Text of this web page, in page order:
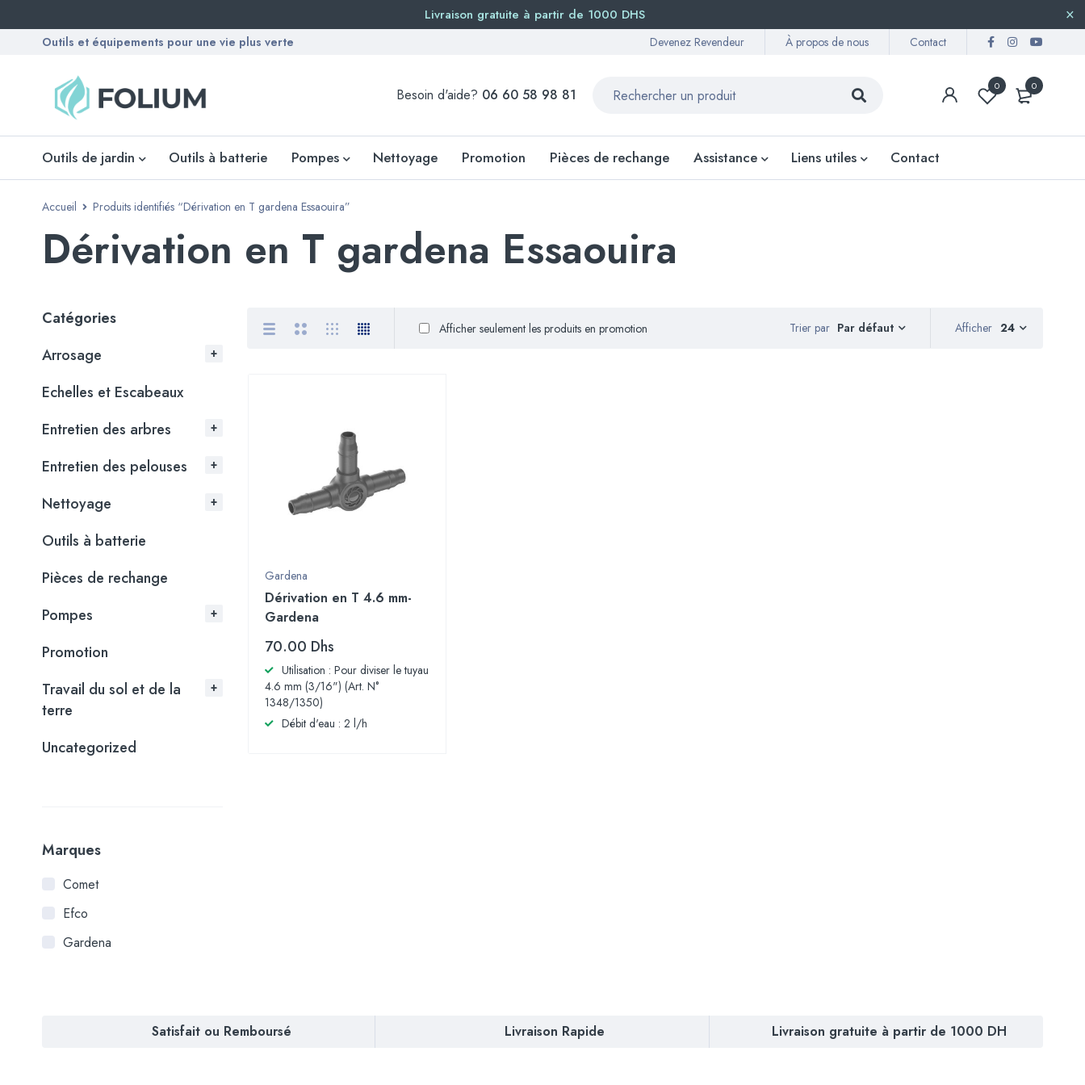
Livraison gratuite à partir de 1000 DHS
Outils et équipements pour une vie plus verte Devenez Revendeur À propos de nous Contact
0
0
Besoin d'aide? 06 60 58 98 81
Outils de jardin Outils à batterie Pompes Nettoyage Promotion Pièces de rechange Assistance Liens utiles Contact
Accueil Produits identifiés “Dérivation en T gardena Essaouira”
Dérivation en T gardena Essaouira
Catégories
Arrosage
Echelles et Escabeaux
Entretien des arbres
Entretien des pelouses
Nettoyage
Outils à batterie
Pièces de rechange
Pompes
Promotion
Travail du sol et de la
terre
Uncategorized
Marques
Comet
Efco
Gardena
Trier par Par défaut
Afficher seulement les produits en promotion Afficher 24
Gardena
Dérivation en T 4.6 mm-
Gardena
70.00 Dhs
Utilisation : Pour diviser le tuyau
4.6 mm (3/16") (Art. N°
1348/1350)
Débit d'eau : 2 l/h
Satisfait ou Remboursé Livraison Rapide Livraison gratuite à partir de 1000 DH